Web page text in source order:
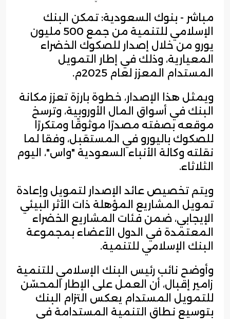
مباشر - بنوك السعودية: تمكن البنك
الإسلامي للتنمية من جمع 500 مليون
يورو من خلال إصدار للصكوك الخضراء
المعيارية، وذلك في إطار التمويل
المستدام المعزز لعام 2025م.
ويمثل هذا الإصدار، خطوة بارزة تعزز مكانة
البنك في أسواق المال الأوروبية، وترسخ
موقعه بصفته مصدرًا موثوقًا ومتكررًا
للصكوك باليورو في المستقبل، وفقا لما
نقلته وكالة الأنباء السعودية "واس"، اليوم
الثلاثاء.
ويتم تخصيص عائد الإصدار لتمويل وإعادة
تمويل المشاريع المؤهلة ذات الأثر البيئي
الإيجابي، ضمن فئات المشاريع الخضراء
المعتمدة في الدول الأعضاء بمجموعة
البنك الإسلامي للتنمية.
وأوضح نائب رئيس البنك الإسلامي للتنمية
زامير إقبال، أن العمل على الإطار المحسّن
للتمويل المستدام يعكس التزام البنك
بتوسيع نطاق التنمية المستدامة في